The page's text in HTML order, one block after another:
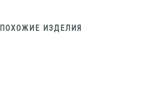
ПОХОЖИЕ ИЗДЕЛИЯ